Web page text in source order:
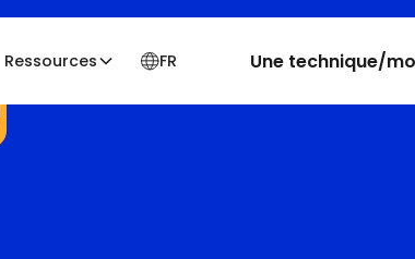
Ressources FR Une technique/